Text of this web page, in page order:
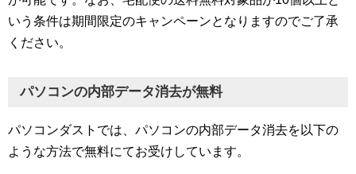
いう条件は期間限定のキャンペーンとなりますのでご了承
ください。
パソコンの内部データ消去が無料
パソコンダストでは、パソコンの内部データ消去を以下の
ような方法で無料にてお受けしています。